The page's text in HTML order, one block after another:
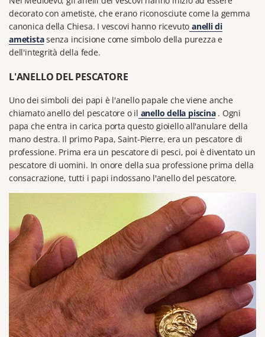
decorato con ametiste, che erano riconosciute come la gemma
canonica della Chiesa. I vescovi hanno ricevuto anelli di
ametistasenza incisione come simbolo della purezza e
dell'integrità della fede.
L'ANELLO DEL PESCATORE
Uno dei simboli dei papi è l'anello papale che viene anche
chiamato anello del pescatore o il anello della piscina. Ogni
papa che entra in carica porta questo gioiello all'anulare della
mano destra. Il primo Papa, Saint-Pierre, era un pescatore di
professione. Prima era un pescatore di pesci, poi è diventato un
pescatore di uomini. In onore della sua professione prima della
consacrazione, tutti i papi indossano l'anello del pescatore.